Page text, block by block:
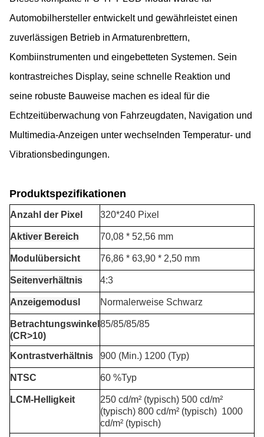
Automobilhersteller entwickelt und gewährleistet einen
zuverlässigen Betrieb in Armaturenbrettern,
Kombiinstrumenten und eingebetteten Systemen. Sein
kontrastreiches Display, seine schnelle Reaktion und
seine robuste Bauweise machen es ideal für die
Echtzeitüberwachung von Fahrzeugdaten, Navigation und
Multimedia-Anzeigen unter wechselnden Temperatur- und
Vibrationsbedingungen.
Produktspezifikationen
Anzahl der Pixel 320*240 Pixel
Aktiver Bereich 70,08 * 52,56 mm
Modulübersicht 76,86 * 63,90 * 2,50 mm
Seitenverhältnis 4:3
Anzeigemodus Normalerweise Schwarz
Betrachtungswinkel
(CR>10)
85/85/85/85
Kontrastverhältnis 900 (Min.) 1200 (Typ)
NTSC 60 %Typ
LCM-Helligkeit
250 cd/m² (typisch) 500 cd/m²
(typisch) 800 cd/m² (typisch) 1000
cd/m² (typisch)